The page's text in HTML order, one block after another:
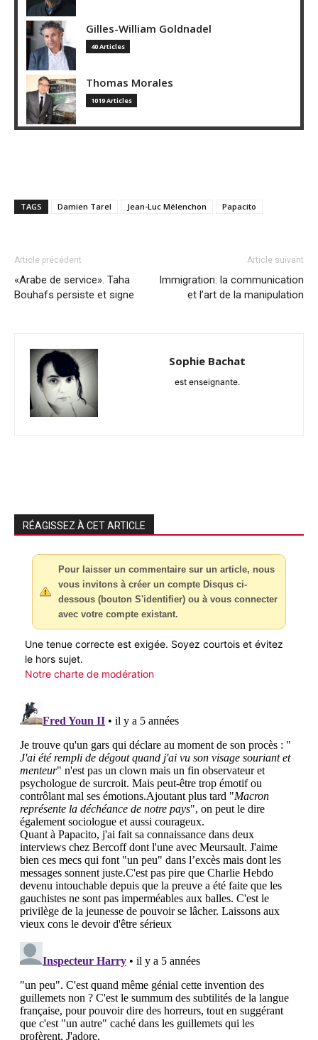
Gilles-William Goldnadel
40 Articles
Thomas Morales
1019 Articles
TAGS Damien Tarel Jean-Luc Mélenchon Papacito
Article précédent
«Arabe de service». Taha
Bouhafs persiste et signe
Article suivant
Immigration: la communication
et l’art de la manipulation
Sophie Bachat
est enseignante.
RÉAGISSEZ À CET ARTICLE
Pour laisser un commentaire sur un article, nous
vous invitons à créer un compte Disqus ci-
dessous (bouton S'identifier) ou à vous connecter
avec votre compte existant.
Une tenue correcte est exigée. Soyez courtois et évitez
le hors sujet.
Notre charte de modération